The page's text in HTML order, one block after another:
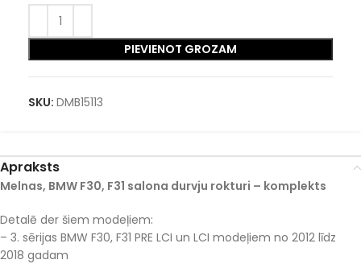
PIEVIENOT GROZAM
SKU: DMB15113
Apraksts
Melnas, BMW F30, F31 salona durvju rokturi – komplekts
Detalē der šiem modeļiem:
– 3. sērijas BMW F30, F31 PRE LCI un LCI modeļiem no 2012 līdz
2018 gadam